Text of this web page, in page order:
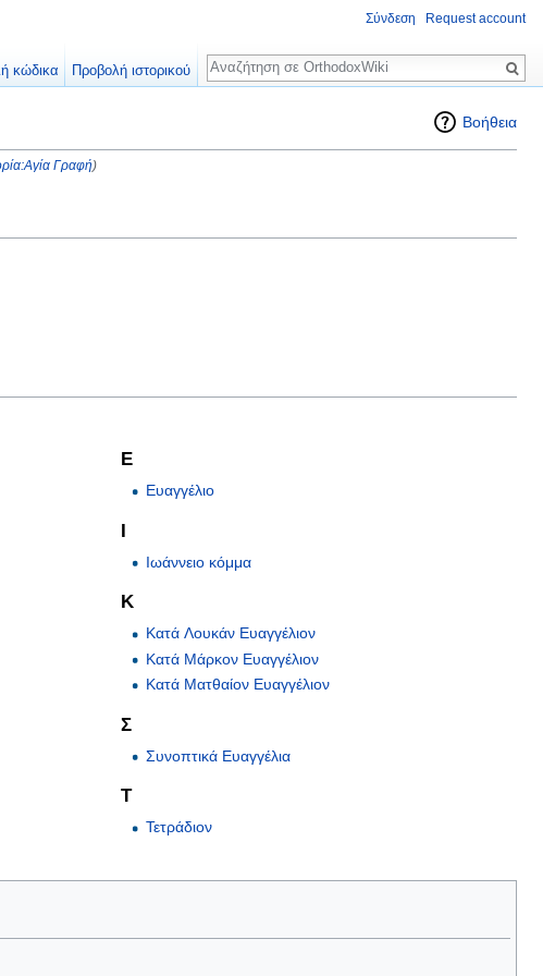
Βοήθεια
Γραφή)
Ε
Ευαγγέλιο
Ι
Ιωάννειο κόμμα
Κ
Κατά Λουκάν Ευαγγέλιον
Κατά Μάρκον Ευαγγέλιον
Κατά Ματθαίον Ευαγγέλιον
Σ
Συνοπτικά Ευαγγέλια
Τ
Τετράδιον
Σύνδεση Request account
κώδικα Προβολή ιστορικού
Αναζήτηση